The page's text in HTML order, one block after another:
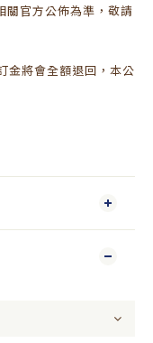
關官方公佈為準，敬請
金將會全額退回，本公